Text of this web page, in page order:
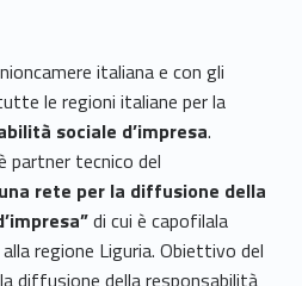
italiana e con gli
le regioni italiane per la
sociale d’impresa.
partner tecnico del
rete per la diffusione della
di cui è capofilala
regione Liguria. Obiettivo del
diffusione della responsabilità